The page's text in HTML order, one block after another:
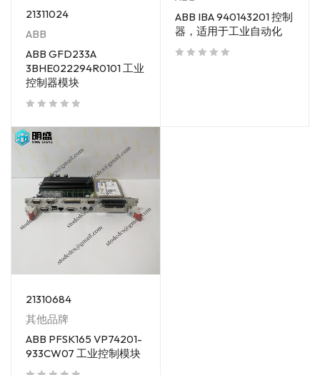
21311024
ABB
ABB GFD233A
3BHE022294R0101 工业
控制器模块
ABB IBA 940143201 控制
器，适用于工业自动化
21310684
其他品牌
ABB PFSK165 VP74201-
933CW07 工业控制模块